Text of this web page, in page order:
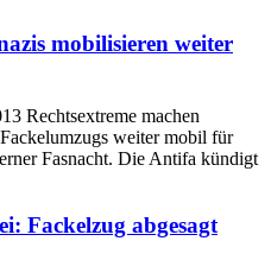
mobilisieren weiter
Rechtsextreme machen
weiter mobil für
Fasnacht. Die Antifa kündigt
Fackelzug abgesagt